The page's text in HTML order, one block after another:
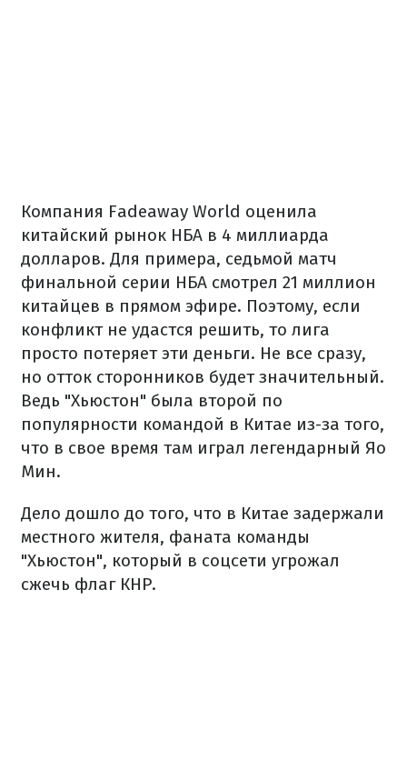
Компания Fadeaway World оценила
китайский рынок НБА в 4 миллиарда
долларов. Для примера, седьмой матч
финальной серии НБА смотрел 21 миллион
китайцев в прямом эфире. Поэтому, если
конфликт не удастся решить, то лига
просто потеряет эти деньги. Не все сразу,
но отток сторонников будет значительный.
Ведь "Хьюстон" была второй по
популярности командой в Китае из-за того,
что в свое время там играл легендарный Яо
Мин.
Дело дошло до того, что в Китае задержали
местного жителя, фаната команды
"Хьюстон", который в соцсети угрожал
сжечь флаг КНР.